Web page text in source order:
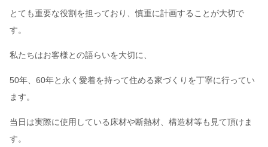
とても重要な役割を担っており、慎重に計画することが大切で
す。
私たちはお客様との語らいを大切に、
50年、60年と永く愛着を持って住める家づくりを丁寧に行ってい
ます。
当日は実際に使用している床材や断熱材、構造材等も見て頂けま
す。